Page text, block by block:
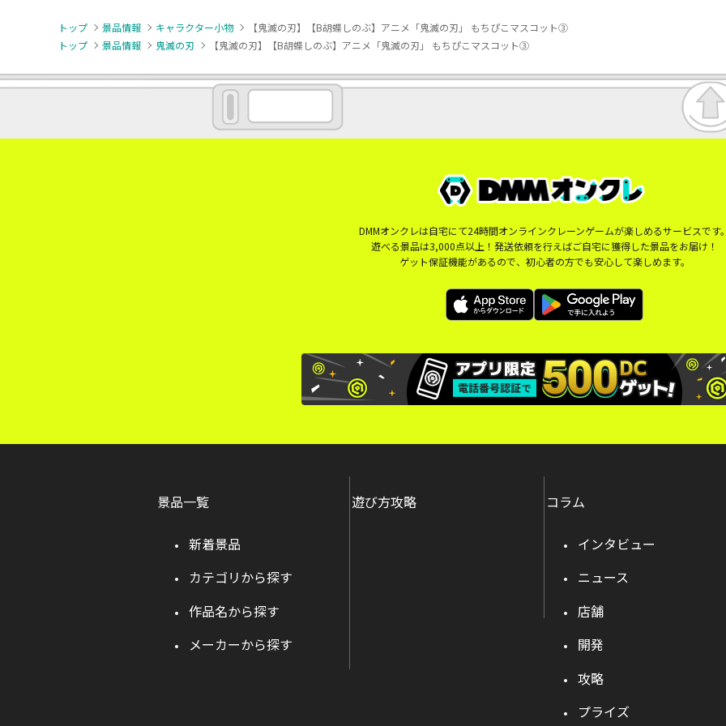
トップ 景品情報 キャラクター小物
【鬼滅の刃】【B胡蝶しのぶ】アニメ「鬼滅の刃」 もちぴこマスコット③
トップ
景品情報 鬼滅の刃 【鬼滅の刃】【B胡蝶しのぶ】アニメ「鬼滅の刃」 もちぴこマスコット③
DMMオンクレは自宅にて24時間オンラインクレーンゲームが楽しめるサービスです
遊べる景品は3,000点以上！発送依頼を行えばご自宅に獲得した景品をお届け！
ゲット保証機能があるので、初心者の方でも安心して楽しめます。
景品一覧
新着景品
カテゴリから探す
作品名から探す
メーカーから探す
遊び方攻略 コラム
インタビュー
ニュース
店舗
開発
攻略
プライズ